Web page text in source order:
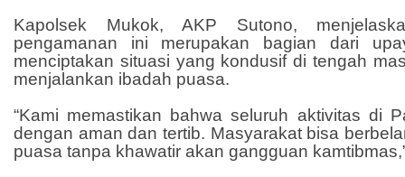
Kapolsek Mukok, AKP Sutono,
pengamanan ini merupakan bagian dari
menciptakan situasi yang kondusif di tengah
menjalankan ibadah puasa.
“Kami memastikan bahwa seluruh aktivitas di
dengan aman dan tertib. Masyarakat bisa
puasa tanpa khawatir akan gangguan